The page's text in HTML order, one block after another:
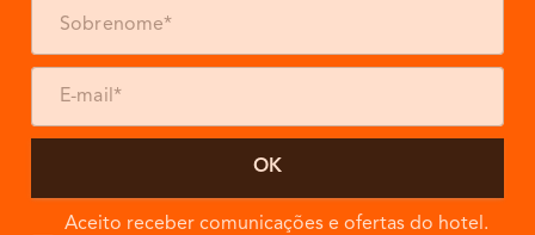
OK
Aceito receber comunicações e ofertas do hotel.